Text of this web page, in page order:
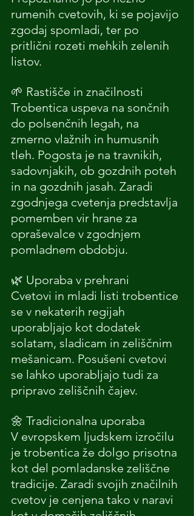
rumenih cvetovih, ki se pojavijo
zgodaj spomladi, ter po
pritlični rozeti mehkih zelenih
listov.
🌱 Rastišče in značilnosti
Trobentica uspeva na sončnih
do polsenčnih legah, na
zmerno vlažnih in humusnih
tleh. Pogosta je na travnikih,
sadovnjakih, ob gozdnih poteh
in na gozdnih jasah. Zaradi
zgodnjega cvetenja predstavlja
pomemben vir hrane za
opraševalce v zgodnjem
pomladnem obdobju.
🌿 Uporaba v prehrani
Cvetovi in mladi listi trobentice
se v nekaterih regijah
uporabljajo kot dodatek
solatam, sladicam in zeliščnim
mešanicam. Posušeni cvetovi
se lahko uporabljajo tudi za
pripravo zeliščnih čajev.
🌼 Tradicionalna uporaba
V evropskem ljudskem izročilu
je trobentica že dolgo prisotna
kot del pomladanske zeliščne
tradicije. Zaradi svojih značilnih
cvetov je cenjena tako v naravi